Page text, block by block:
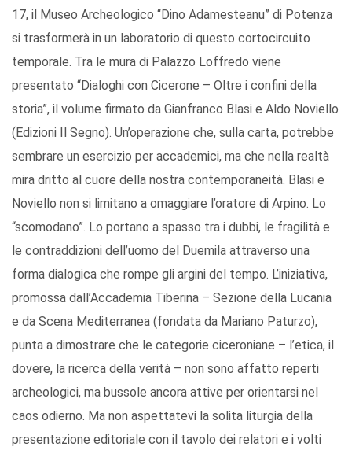
17, il Museo Archeologico “Dino Adamesteanu” di Potenza
si trasformerà in un laboratorio di questo cortocircuito
temporale. Tra le mura di Palazzo Loffredo viene
presentato “Dialoghi con Cicerone – Oltre i confini della
storia”, il volume firmato da Gianfranco Blasi e Aldo Noviello
(Edizioni Il Segno). Un’operazione che, sulla carta, potrebbe
sembrare un esercizio per accademici, ma che nella realtà
mira dritto al cuore della nostra contemporaneità. Blasi e
Noviello non si limitano a omaggiare l’oratore di Arpino. Lo
“scomodano”. Lo portano a spasso tra i dubbi, le fragilità e
le contraddizioni dell’uomo del Duemila attraverso una
forma dialogica che rompe gli argini del tempo. L’iniziativa,
promossa dall’Accademia Tiberina – Sezione della Lucania
e da Scena Mediterranea (fondata da Mariano Paturzo),
punta a dimostrare che le categorie ciceroniane – l’etica, il
dovere, la ricerca della verità – non sono affatto reperti
archeologici, ma bussole ancora attive per orientarsi nel
caos odierno. Ma non aspettatevi la solita liturgia della
presentazione editoriale con il tavolo dei relatori e i volti